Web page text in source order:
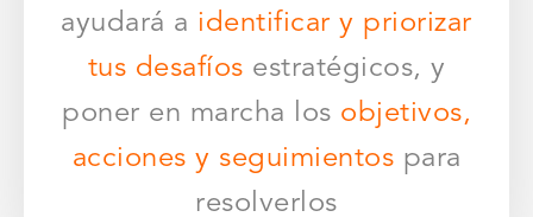
ayudará a identificar y priorizar
tus desafíos estratégicos, y
poner en marcha los objetivos,
acciones y seguimientos para
resolverlos